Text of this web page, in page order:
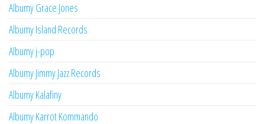
Albumy Grace Jones
Albumy Island Records
Albumy j-pop
Albumy Jimmy Jazz Records
Albumy Kalafiny
Albumy Karrot Kommando